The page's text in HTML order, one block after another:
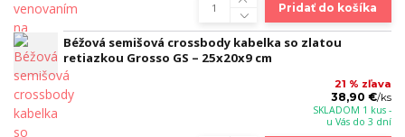
Pridať do košíka
Béžová semišová crossbody kabelka so zlatou
retiazkou Grosso GS – 25x20x9 cm
21 % zľava
38,90 €/ks
SKLADOM 1 kus -
u Vás do 3 dní